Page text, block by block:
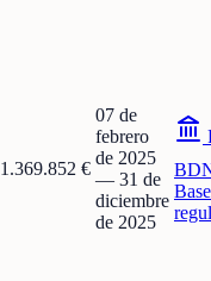
1.369.852 €
07 de
febrero
de 2025
— 31 de
diciembre
de 2025